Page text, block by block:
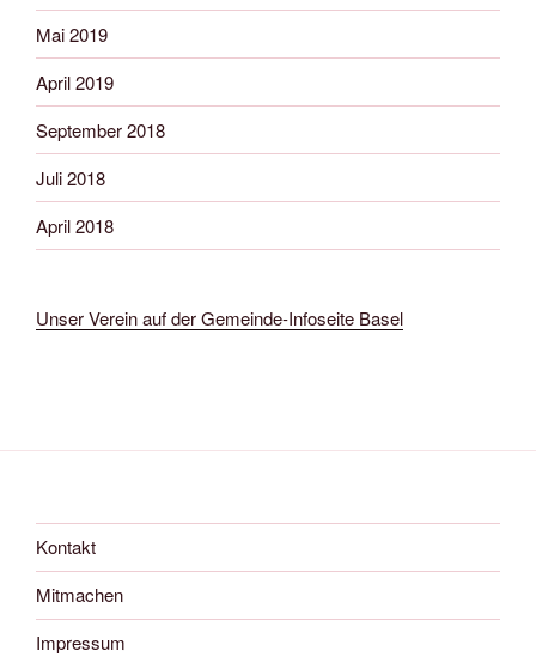
Mai 2019
April 2019
September 2018
Juli 2018
April 2018
Unser Verein auf der Gemeinde-Infoseite Basel
Kontakt
Mitmachen
Impressum